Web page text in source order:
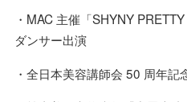
・MAC 主催「SHYNY
ダンサー出演
・全日本美容講師会 50 周年記